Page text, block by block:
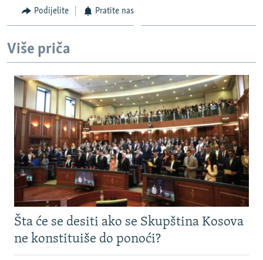
POST SCRIPTUM
TRI DECENIJE OD RATA U BIH
SVE KARTE DEJTONA
NASTANAK I RASPAD JUGOSLAVIJE
Podijelite Pratite nas
Više priča
Šta će se desiti ako se Skupština Kosova
ne konstituiše do ponoći?